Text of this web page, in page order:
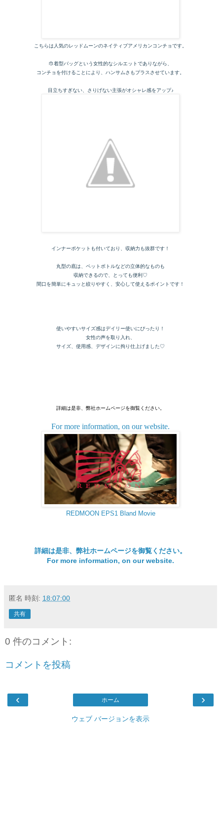
こちらは人気のレッドムーンのネイティブアメリカンコンチョです。
巾着型バッグという女性的なシルエットでありながら、
コンチョを付けることにより、ハンサムさもプラスさせています。
目立ちすぎない、さりげない主張がオシャレ感をアップ♪
インナーポケットも付いており、収納力も抜群です！
丸型の底は、ペットボトルなどの立体的なものも
収納できるので、とっても便利♡
間口を簡単にキュッと絞りやすく、安心して使えるポイントです！
使いやすいサイズ感はデイリー使いにぴったり！
女性の声を取り入れ、
サイズ、使用感、デザインに拘り仕上げました♡
詳細は是非、弊社ホームページを御覧ください。
For more information, on our website.
REDMOON EPS1 Bland Movie
詳細は是非、弊社ホームページを御覧ください。
For more information, on our website.
匿名 時刻: 18:07:00
共有
0 件のコメント:
コメントを投稿
‹ ›
ホーム
ウェブ バージョンを表示